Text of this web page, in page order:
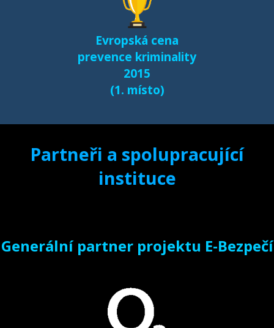
samostatné stránce
e-bezpeci.cz/vyzkum.
Evropská cena
prevence kriminality
2015
(1. místo)
Partneři a spolupracující
instituce
Generální partner projektu E-Bezpečí